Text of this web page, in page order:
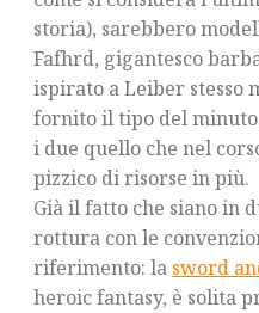
storia), sarebbero
Fafhrd, gigantesco
ispirato a Leiber stesso
fornito il tipo del
i due quello che nel
pizzico di risorse in più.
Già il fatto che siano in
rottura con le
riferimento: la sword
heroic fantasy, è solita